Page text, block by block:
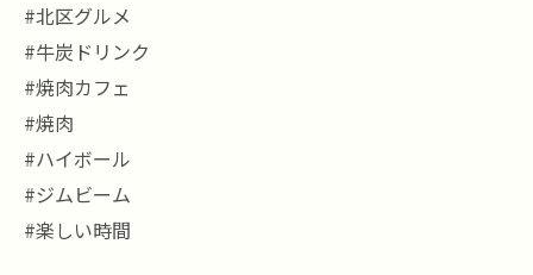
#北区グルメ
#牛炭ドリンク
#焼肉カフェ
#焼肉
#ハイボール
#ジムビーム
#楽しい時間